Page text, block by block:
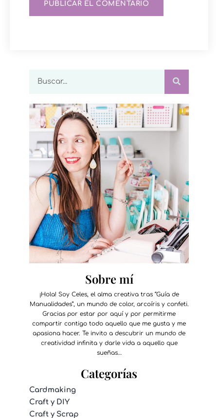
Sobre mí
¡Hola! Soy Celes, el alma creativa tras “Guía de
Manualidades”, un mundo de color, arcoíris y confeti.
Gracias por estar por aquí y por permitirme
compartir contigo todo aquello que me gusta y me
apasiona hacer. Te invito a descubrir un mundo de
creatividad infinita y darle vida a aquello que
sueñas…
Categorías
Cardmaking
Craft y DIY
Craft y Scrap